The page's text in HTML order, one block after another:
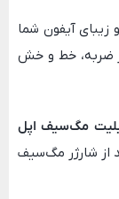
آیفون شما
ضربه، خط و خش
مگ‌سیف اپل
از شارژر مگ‌سیف